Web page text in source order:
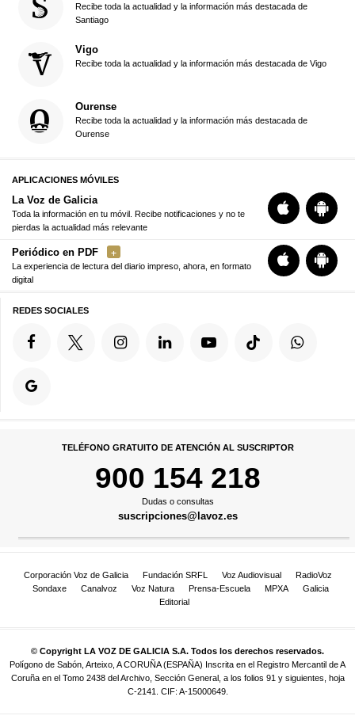
Recibe toda la actualidad y la información más destacada de
Santiago
Vigo
Recibe toda la actualidad y la información más destacada de Vigo
Ourense
Recibe toda la actualidad y la información más destacada de
Ourense
APLICACIONES MÓVILES
La Voz de Galicia
Toda la información en tu móvil. Recibe notificaciones y no te
pierdas la actualidad más relevante
Periódico en PDF
La experiencia de lectura del diario impreso, ahora, en formato
digital
REDES SOCIALES
TELÉFONO GRATUITO DE ATENCIÓN AL SUSCRIPTOR
900 154 218
Dudas o consultas
suscripciones@lavoz.es
Corporación Voz de Galicia Fundación SRFL Voz Audiovisual
RadioVoz
Sondaxe
Canalvoz Voz Natura Prensa-Escuela MPXA
Galicia
Editorial
© Copyright LA VOZ DE GALICIA S.A. Todos los derechos reservados.
Polígono de Sabón, Arteixo, A CORUÑA (ESPAÑA) Inscrita en el Registro Mercantil de A
Coruña en el Tomo 2438 del Archivo, Sección General, a los folios 91 y siguientes, hoja
C-2141. CIF: A-15000649.